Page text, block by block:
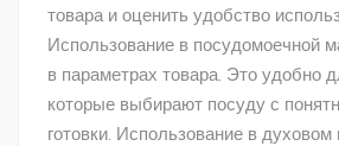
товара и оценить удобство
Использование в посудомоечной
в параметрах товара. Это удобно
которые выбирают посуду с
готовки. Использование в